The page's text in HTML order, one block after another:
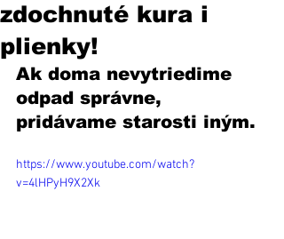
zdochnuté kura i
plienky!
Ak doma nevytriedime
odpad správne,
pridávame starosti iným.
https://www.youtube.com/watch?
v=4lHPyH9X2Xk